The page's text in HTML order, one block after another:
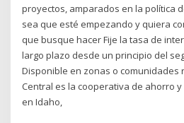
proyectos, amparados en la política
sea que esté empezando y quiera
que busque hacer Fije la tasa de
largo plazo desde un principio del
Disponible en zonas o comunidades
Central es la cooperativa de ahorro
en Idaho,